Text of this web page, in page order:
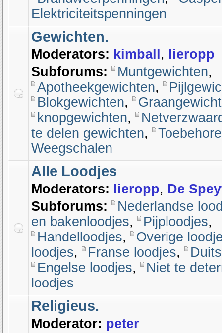
Elektriciteitspenningen
Gewichten.
Moderators: kimball ,
lieropp
Subforums:
Muntgewichten,
Apotheekgewichten,
Blokgewichten,
knopgewichten,
te delen gewichten,
Weegschalen
Alle Loodjes
Moderators: lieropp, De
Subforums:
Nederlandse
en bakenloodjes, Pijploodjes,
Handelloodjes,
Overige
loodjes, Franse loodjes,
Engelse loodjes,
Niet te
loodjes
Religieus.
Moderator: peter